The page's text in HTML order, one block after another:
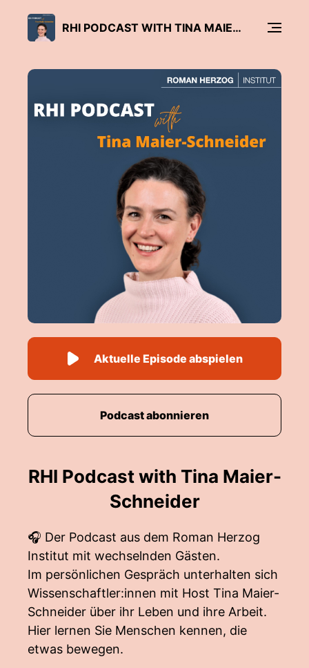
RHI PODCAST WITH TINA MAIER-SCHNEIDER
RHI Podcast with Tina Maier-
Schneider
🎧 Der Podcast aus dem Roman Herzog
Institut mit wechselnden Gästen.
Im persönlichen Gespräch unterhalten sich
Wissenschaftler:innen mit Host Tina Maier-
Schneider über ihr Leben und ihre Arbeit.
Hier lernen Sie Menschen kennen, die
etwas bewegen.
Aktuelle Episode abspielen
Podcast abonnieren